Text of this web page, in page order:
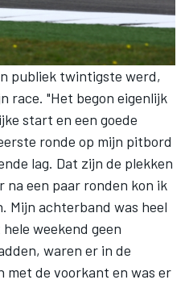
publiek twintigste werd,
race. "Het begon eigenlijk
start en een goede
ronde op mijn pitbord
lag. Dat zijn de plekken
na een paar ronden kon ik
Mijn achterband was heel
weekend geen
waren er in de
met de voorkant en was er